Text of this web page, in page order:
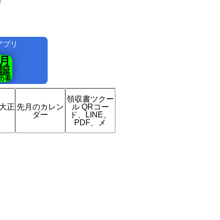
プリ
正 先月のカレン
ダー
領収書ツクー
ル QRコー
ド、LINE、
PDF、メ